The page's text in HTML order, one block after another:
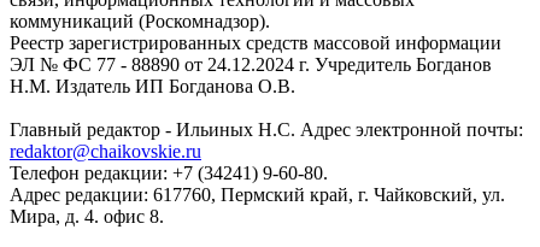
коммуникаций (Роскомнадзор).
Реестр зарегистрированных средств массовой информации
ЭЛ № ФС 77 - 88890 от 24.12.2024 г. Учредитель Богданов
Н.М. Издатель ИП Богданова О.В.
Главный редактор - Ильиных Н.С. Адрес электронной почты:
redaktor@chaikovskie.ru
Телефон редакции: +7 (34241) 9-60-80.
Адрес редакции: 617760, Пермский край, г. Чайковский, ул.
Мира, д. 4. офис 8.